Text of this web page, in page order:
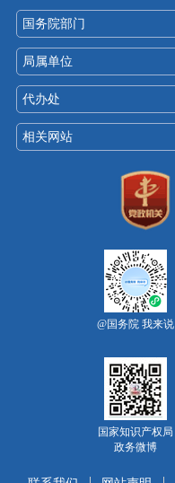
国务院部门
局属单位
代办处
相关网站
@国务院 我来说
国家知识产权局
政务微博